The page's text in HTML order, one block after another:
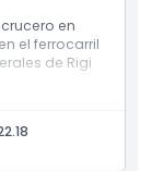
en
el ferrocarril
de Rigi